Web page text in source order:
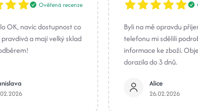
Ověřená recenze
OK, navíc dostupnost co
a mají velký sklad
Byli na mě opravdu
telefonu mi sdělili
informace ke zboží.
dorazila do 3 dnů.
Alice
26.02.2026